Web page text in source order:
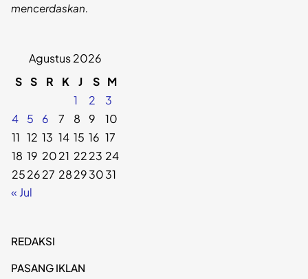
mencerdaskan.
Agustus 2026
S S R K J S M
1
2
3
4
5 6 7 8 9
10
11 12 13 14 15 16 17
18 19 2021 2223 24
252627 28293031
« Jul
REDAKSI
PASANG IKLAN